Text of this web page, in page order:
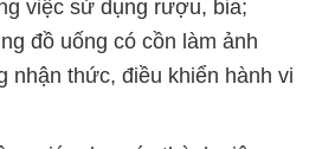
việc sử dụng rượu, bia;
đồ uống có cồn làm ảnh
nhận thức, điều khiển hành vi